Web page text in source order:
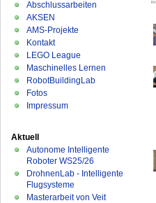
Abschlussarbeiten
AKSEN
AMS-Projekte
Kontakt
LEGO League
Maschinelles Lernen
RobotBuildingLab
Fotos
Impressum
Aktuell
Autonome Intelligente
Roboter WS25/26
DrohnenLab - Intelligente
Flugsysteme
Masterarbeit von Veit